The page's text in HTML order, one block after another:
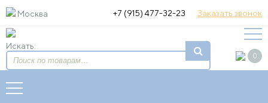
Москва +7 (915) 477-32-23 Заказать звонок
Искать:
0